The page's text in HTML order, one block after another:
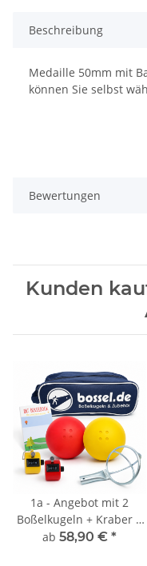
Beschreibung
Medaille 50mm mit
können Sie selbst
Bewertungen
Kunden
1a - Angebot mit 2
Boßelkugeln + Kraber +
Tasche + Buch +
ab 58,90 € *